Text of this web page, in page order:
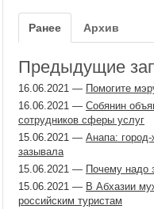
Ранее Архив
Предыдущие
16.06.2021 — Помогите
16.06.2021 — Собянин
сотрудников сферы услуг
15.06.2021 — Анапа:
зазывала
15.06.2021 — Почему надо
15.06.2021 — В Абхазии
российским туристам